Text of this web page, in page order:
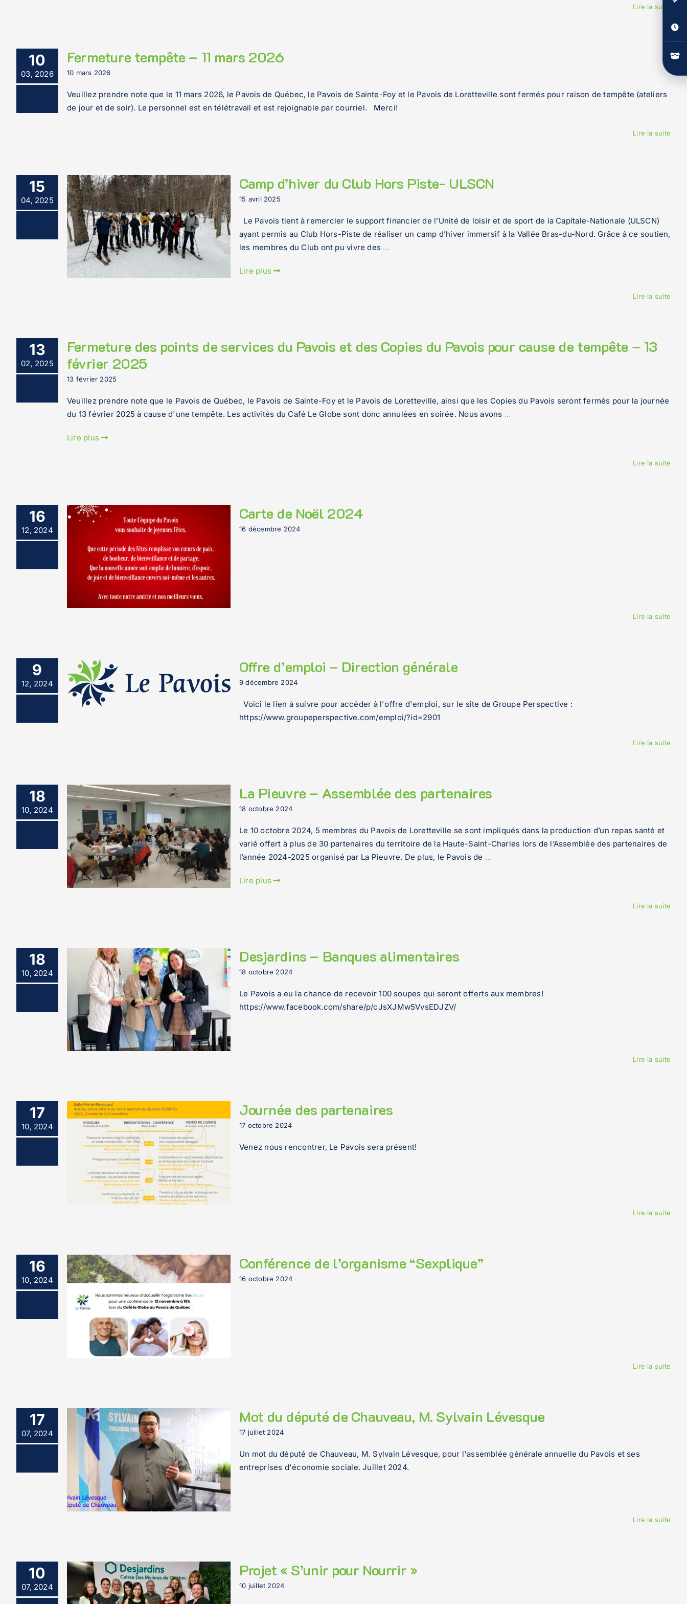
Lire la suite
10
03, 2026
Fermeture tempête – 11 mars 2026
10 mars 2026
Veuillez prendre note que le 11 mars 2026, le Pavois de Québec, le Pavois de Sainte-Foy et le Pavois de Loretteville sont fermés pour raison de tempête (ateliers
de jour et de soir). Le personnel est en télétravail et est rejoignable par courriel. Merci!
Lire la suite
15
04, 2025
Camp d’hiver du Club Hors Piste- ULSCN
15 avril 2025
Le Pavois tient à remercier le support financier de l’Unité de loisir et de sport de la Capitale-Nationale (ULSCN)
ayant permis au Club Hors-Piste de réaliser un camp d’hiver immersif à la Vallée Bras-du-Nord. Grâce à ce soutien,
les membres du Club ont pu vivre des ...
Lire plus
Lire la suite
13
02, 2025
Fermeture des points de services du Pavois et des Copies du Pavois pour cause de tempête – 13
février 2025
13 février 2025
Veuillez prendre note que le Pavois de Québec, le Pavois de Sainte-Foy et le Pavois de Loretteville, ainsi que les Copies du Pavois seront fermés pour la journée
du 13 février 2025 à cause d'une tempête. Les activités du Café Le Globe sont donc annulées en soirée. Nous avons ...
Lire plus
Lire la suite
16
12, 2024
Carte de Noël 2024
16 décembre 2024
Lire la suite
9
12, 2024
Offre d’emploi – Direction générale
9 décembre 2024
Voici le lien à suivre pour accéder à l'offre d'emploi, sur le site de Groupe Perspective :
https://www.groupeperspective.com/emploi/?id=2901
Lire la suite
18
10, 2024
La Pieuvre – Assemblée des partenaires
18 octobre 2024
Le 10 octobre 2024, 5 membres du Pavois de Loretteville se sont impliqués dans la production d’un repas santé et
varié offert à plus de 30 partenaires du territoire de la Haute-Saint-Charles lors de l’Assemblée des partenaires de
l’année 2024-2025 organisé par La Pieuvre. De plus, le Pavois de ...
Lire plus
Lire la suite
18
10, 2024
Desjardins – Banques alimentaires
18 octobre 2024
Le Pavois a eu la chance de recevoir 100 soupes qui seront offerts aux membres!
https://www.facebook.com/share/p/cJsXJMw5VvsEDJZV/
Lire la suite
17
10, 2024
Journée des partenaires
17 octobre 2024
Venez nous rencontrer, Le Pavois sera présent!
Lire la suite
16
10, 2024
Conférence de l’organisme “Sexplique”
16 octobre 2024
Lire la suite
17
07, 2024
Mot du député de Chauveau, M. Sylvain Lévesque
17 juillet 2024
Un mot du député de Chauveau, M. Sylvain Lévesque, pour l'assemblée générale annuelle du Pavois et ses
entreprises d'économie sociale. Juillet 2024.
Lire la suite
10
07, 2024
Projet « S’unir pour Nourrir »
10 juillet 2024